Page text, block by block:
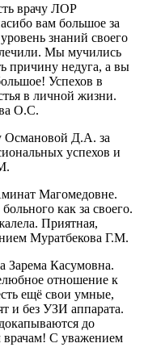
врачу ЛОР
вам большое за
знаний своего
Мы мучились
причину недуга, а вы
Успехов в
в личной жизни.
О.С.
Османовой Д.А. за
успехов и
Магомедовне.
как за своего.
Приятная,
Муратбекова Г.М.
Зарема Касумовна.
отношение к
ещё свои умные,
и без УЗИ аппарата.
до
врачам! С уважением